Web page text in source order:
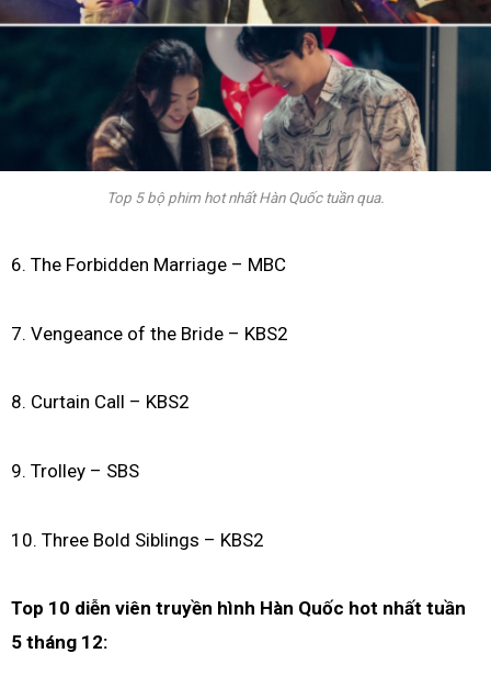
Top 5 bộ phim hot nhất Hàn Quốc tuần qua.
6. The Forbidden Marriage – MBC
7. Vengeance of the Bride – KBS2
8. Curtain Call – KBS2
9. Trolley – SBS
10. Three Bold Siblings – KBS2
Top 10 diễn viên truyền hình Hàn Quốc hot nhất tuần
5 tháng 12: